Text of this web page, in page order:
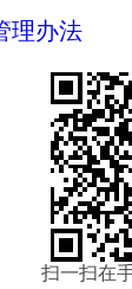
理办法
扫一扫在